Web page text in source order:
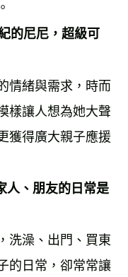
的尼尼，超級可
情緒與需求，時而
樣讓人想為她大聲
獲得廣大親子應援
人、朋友的日常是
洗澡、出門、買東
的日常，卻常常讓